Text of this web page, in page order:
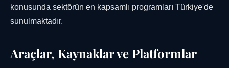
konusunda sektörün en kapsamlı programları Türkiye'de
sunulmaktadır.
Araçlar, Kaynaklar ve Platformlar